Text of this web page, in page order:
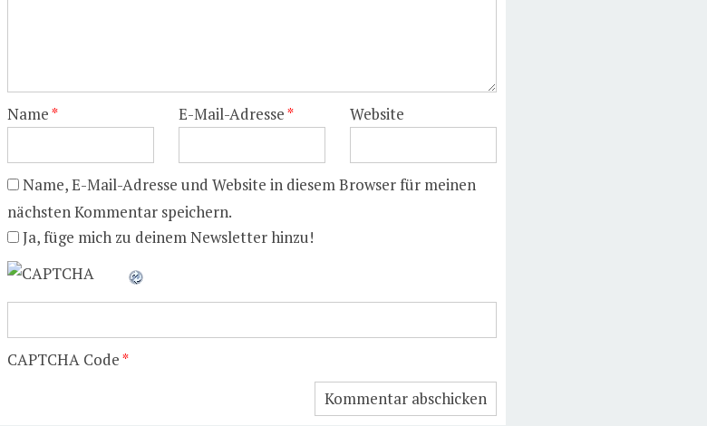
Name* E-Mail-Adresse* Website
Name, E-Mail-Adresse und Website in diesem Browser für meinen
nächsten Kommentar speichern.
Ja, füge mich zu deinem Newsletter hinzu!
CAPTCHA Code*